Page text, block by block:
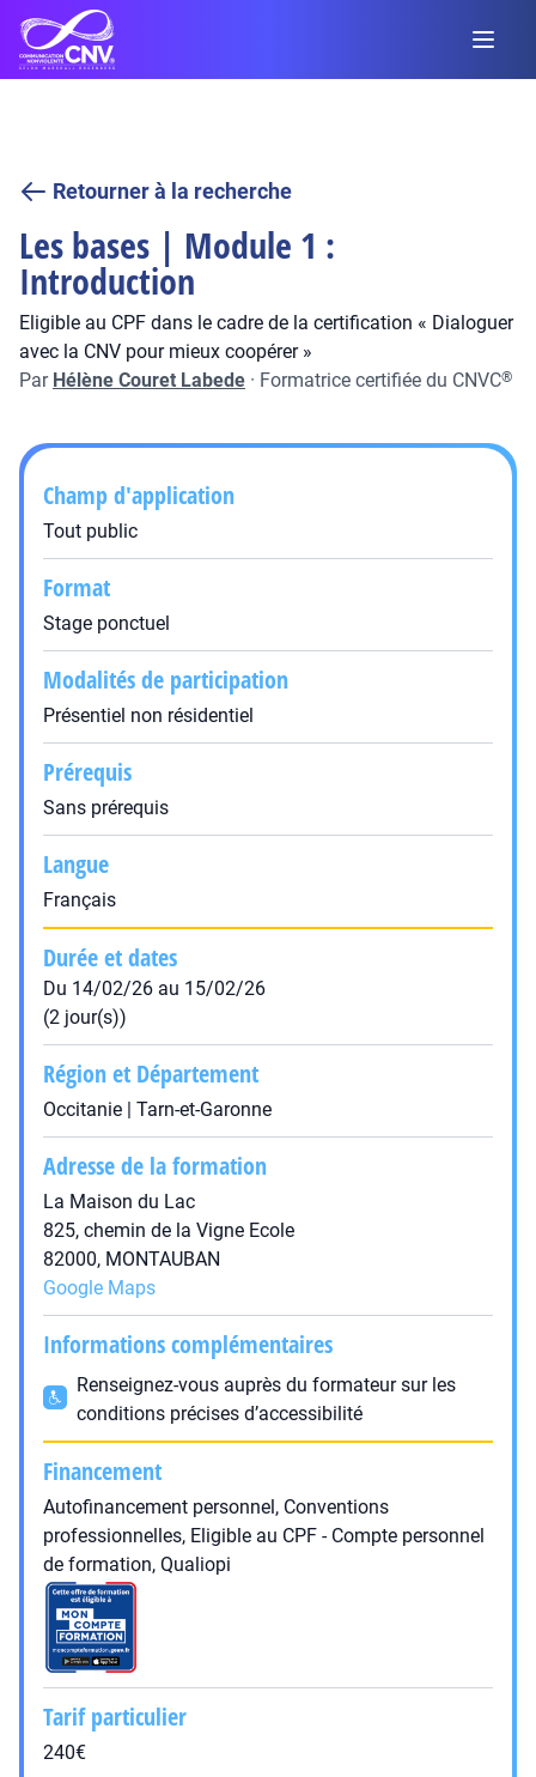
Retourner à la recherche
Les bases | Module 1 :
Introduction
Eligible au CPF dans le cadre de la certification « Dialoguer
avec la CNV pour mieux coopérer »
Par Hélène Couret Labede · Formatrice certifiée du CNVC®
Champ d'application
Tout public
Format
Stage ponctuel
Modalités de participation
Présentiel non résidentiel
Prérequis
Sans prérequis
Langue
Français
Durée et dates
Du 14/02/26 au 15/02/26
(2 jour(s))
Région et Département
Occitanie | Tarn-et-Garonne
Adresse de la formation
La Maison du Lac
825, chemin de la Vigne Ecole
82000, MONTAUBAN
Google Maps
Informations complémentaires
Renseignez-vous auprès du formateur sur les
conditions précises d’accessibilité
Financement
Autofinancement personnel, Conventions
professionnelles, Eligible au CPF - Compte personnel
de formation, Qualiopi
Tarif particulier
240€